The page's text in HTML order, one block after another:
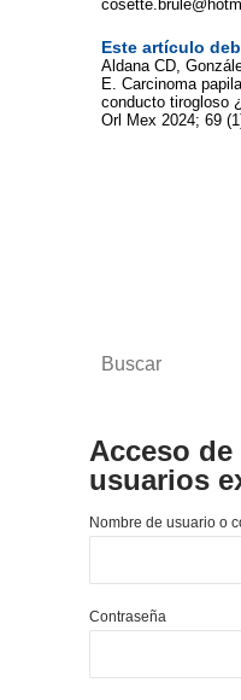
Este artículo
Aldana CD,
E. Carcinoma
conducto tirogloso
Orl Mex 2024; 69
Acceso de
usuarios
Nombre de usuario o
Contraseña